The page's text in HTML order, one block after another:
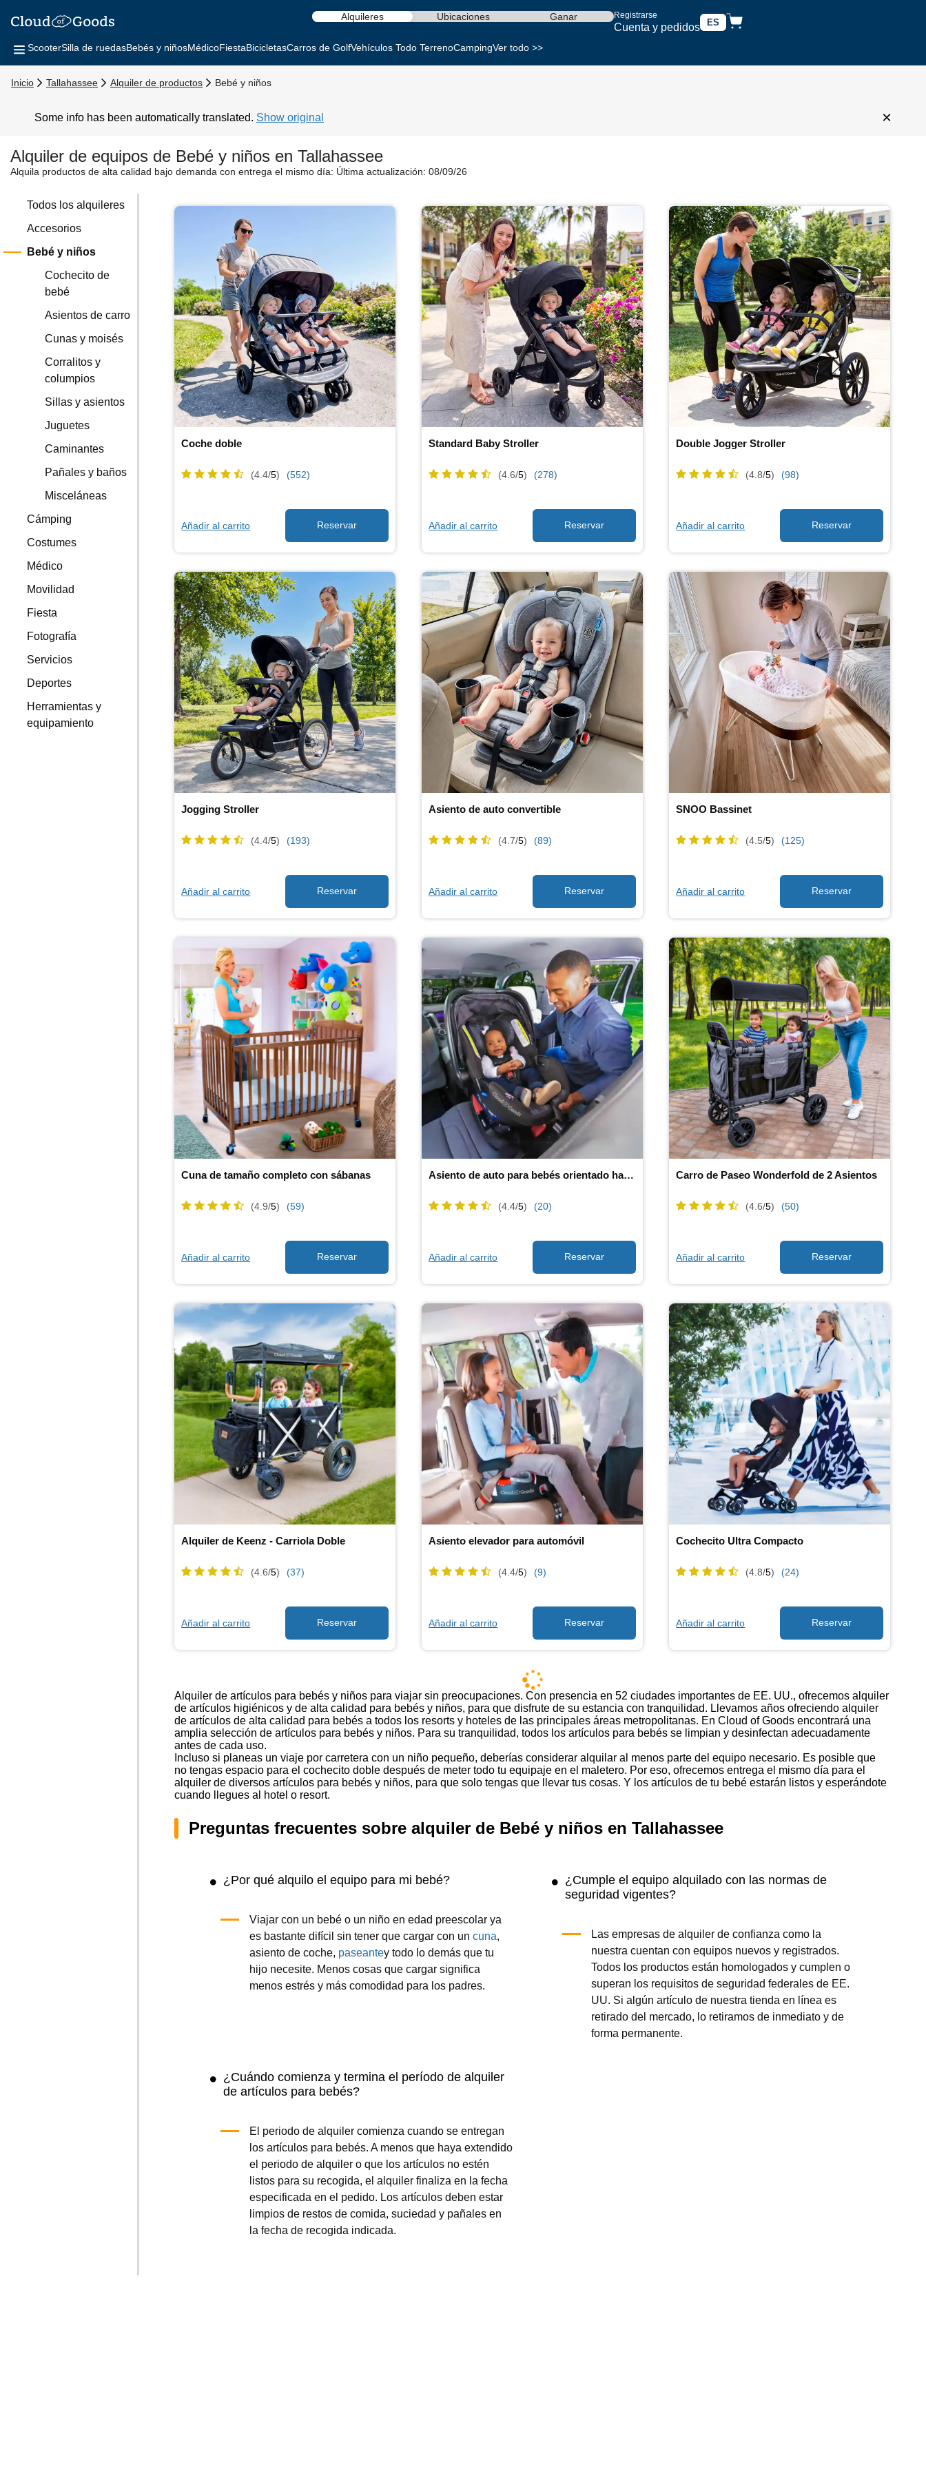
Registrarse
Cuenta y pedidos ES
Alquileres Ubicaciones Ganar
ScooterSilla de ruedasBebés y niñosMédicoFiestaBicicletasCarros de GolfVehículos Todo TerrenoCampingVer todo >>
Inicio Tallahassee Alquiler de productos Bebé y niños
Some info has been automatically translated. Show original ×
Alquiler de equipos de Bebé y niños en Tallahassee
Alquila productos de alta calidad bajo demanda con entrega el mismo día: Última actualización: 08/09/26
Todos los alquileres
Accesorios
Bebé y niños
Cochecito de
bebé
Asientos de carro
Cunas y moisés
Corralitos y
columpios
Sillas y asientos
Juguetes
Caminantes
Pañales y baños
Misceláneas
Cámping
Costumes
Médico
Movilidad
Fiesta
Fotografía
Servicios
Deportes
Herramientas y
equipamiento
Coche doble
(4.4/5) (552)
Añadir al carrito
Standard Baby Stroller
(4.6/5) (278)
Añadir al carrito
Double Jogger Stroller
(4.8/5) (98)
Añadir al carrito
Jogging Stroller
(4.4/5) (193)
Añadir al carrito
Asiento de auto convertible
(4.7/5) (89)
Añadir al carrito
SNOO Bassinet
(4.5/5) (125)
Añadir al carrito
Cuna de tamaño completo con sábanas
(4.9/5) (59)
Añadir al carrito
Asiento de auto para bebés orientado hacia atrás
(4.4/5) (20)
Añadir al carrito
Carro de Paseo Wonderfold de 2 Asientos
(4.6/5) (50)
Añadir al carrito
Alquiler de Keenz - Carriola Doble
(4.6/5) (37)
Añadir al carrito
Asiento elevador para automóvil
(4.4/5) (9)
Añadir al carrito
Cochecito Ultra Compacto
(4.8/5) (24)
Añadir al carrito
5) (12)
Añadir al carrito Añadir al carrito
(4.6/5) (14)
Añadir al carrito
Carro de Paseo Wonderfold para 4 Personas